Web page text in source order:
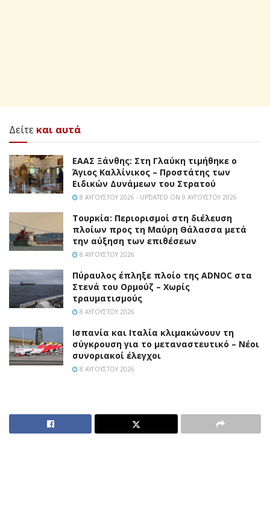
Δείτε και αυτά
EAAΣ Ξάνθης: Στη Γλαύκη τιμήθηκε ο
Άγιος Καλλίνικος – Προστάτης των
Ειδικών Δυνάμεων του Στρατού
8 ΑΥΓΟΎΣΤΟΥ 2026 - UPDATED ON 9 ΑΥΓΟΎΣΤΟΥ 2026
Τουρκία: Περιορισμοί στη διέλευση
πλοίων προς τη Μαύρη Θάλασσα μετά
την αύξηση των επιθέσεων
8 ΑΥΓΟΎΣΤΟΥ 2026
Πύραυλος έπληξε πλοίο της ADNOC στα
Στενά του Ορμούζ – Χωρίς
τραυματισμούς
8 ΑΥΓΟΎΣΤΟΥ 2026
Ισπανία και Ιταλία κλιμακώνουν τη
σύγκρουση για το μεταναστευτικό – Νέοι
συνοριακοί έλεγχοι
8 ΑΥΓΟΎΣΤΟΥ 2026